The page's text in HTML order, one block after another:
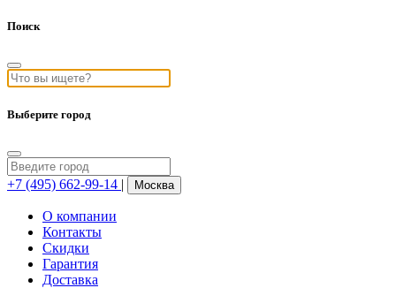
Поиск
Выберите город
+7 (495) 662-99-14 | Москва
О компании
Контакты
Скидки
Гарантия
Доставка